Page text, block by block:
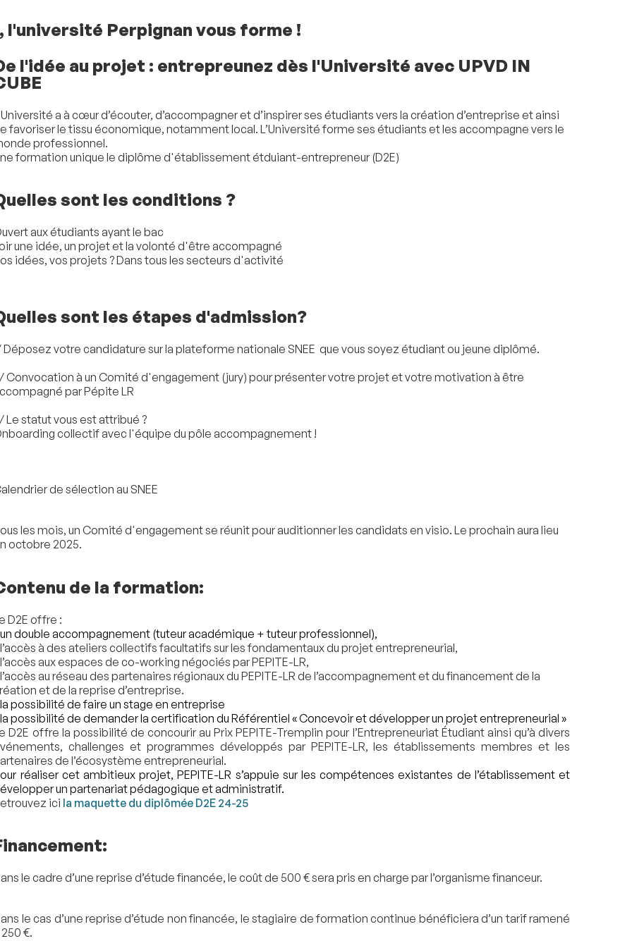
Perpignan vous forme !
l'idée au projet : entrepreunez dès l'Université avec UPVD IN
a à cœur d’écouter, d’accompagner et d’inspirer ses étudiants vers la création d’entreprise et ainsi
favoriser le tissu économique, notamment local. L’Université forme ses étudiants et les accompagne vers le
professionnel.
formation unique le diplôme d'établissement étduiant-entrepreneur (D2E)
sont les conditions ?
aux étudiants ayant le bac
une idée, un projet et la volonté d'être accompagné
idées, vos projets ? Dans tous les secteurs d'activité
sont les étapes d'admission?
Déposez votre candidature sur la plateforme nationale SNEE que vous soyez étudiant ou jeune diplômé.
Convocation à un Comité d'engagement (jury) pour présenter votre projet et votre motivation à être
par Pépite LR
Le statut vous est attribué ?
collectif avec l'équipe du pôle accompagnement !
de sélection au SNEE
les mois, un Comité d'engagement se réunit pour auditionner les candidats en visio. Le prochain aura lieu
octobre 2025.
de la formation:
D2E offre :
double accompagnement (tuteur académique + tuteur professionnel),
à des ateliers collectifs facultatifs sur les fondamentaux du projet entrepreneurial,
aux espaces de co-working négociés par PEPITE-LR,
au réseau des partenaires régionaux du PEPITE-LR de l’accompagnement et du financement de la
et de la reprise d’entreprise.
possibilité de faire un stage en entreprise
possibilité de demander la certification du Référentiel « Concevoir et développer un projet entrepreneurial »
D2E offre la possibilité de concourir au Prix PEPITE-Tremplin pour l’Entrepreneuriat Étudiant ainsi qu’à divers
challenges et programmes développés par PEPITE-LR, les établissements membres et les
de l’écosystème entrepreneurial.
réaliser cet ambitieux projet, PEPITE-LR s’appuie sur les compétences existantes de l’établissement et
un partenariat pédagogique et administratif.
ici la maquette du diplômée D2E 24-25
le cadre d’une reprise d’étude financée, le coût de 500 € sera pris en charge par l’organisme financeur.
le cas d’une reprise d’étude non financée, le stagiaire de formation continue bénéficiera d’un tarif ramené
€.